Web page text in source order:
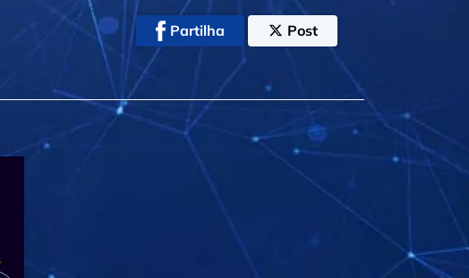
Partilha Post